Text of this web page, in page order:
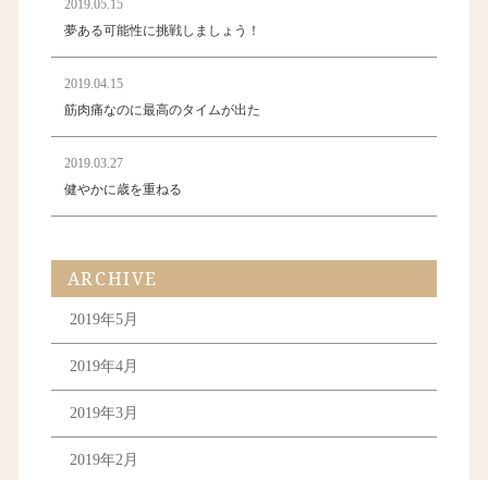
2019.05.15
夢ある可能性に挑戦しましょう！
2019.04.15
筋肉痛なのに最高のタイムが出た
2019.03.27
健やかに歳を重ねる
ARCHIVE
2019年5月
2019年4月
2019年3月
2019年2月